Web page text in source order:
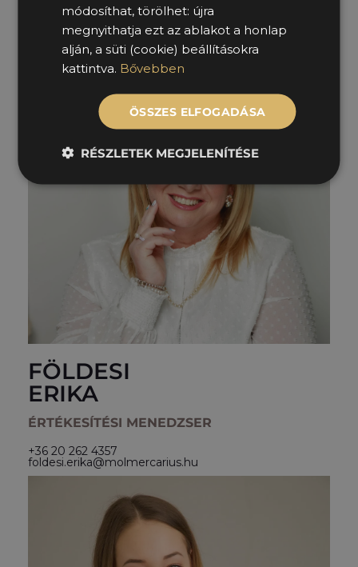
+36 70 451 1234
farkas.tamas@molmercarius.hu
FÖLDESI
ERIKA
ÉRTÉKESÍTÉSI MENEDZSER
+36 20 262 4357
foldesi.erika@molmercarius.hu
módosíthat, törölhet: újra
megnyithatja ezt az ablakot a honlap
alján, a süti (cookie) beállításokra
kattintva. Bővebben
ÖSSZES ELFOGADÁSA
RÉSZLETEK MEGJELENÍTÉSE